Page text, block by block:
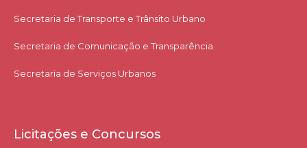
Secretaria de Transporte e Trânsito Urbano
Secretaria de Comunicação e Transparência
Secretaria de Serviços Urbanos
Licitações e Concursos